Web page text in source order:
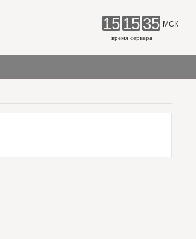
15 15 35 МСК
время сервера